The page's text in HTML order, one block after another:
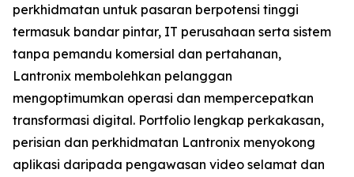
perkhidmatan untuk pasaran berpotensi tinggi
termasuk bandar pintar, IT perusahaan serta sistem
tanpa pemandu komersial dan pertahanan,
Lantronix membolehkan pelanggan
mengoptimumkan operasi dan mempercepatkan
transformasi digital. Portfolio lengkap perkakasan,
perisian dan perkhidmatan Lantronix menyokong
aplikasi daripada pengawasan video selamat dan